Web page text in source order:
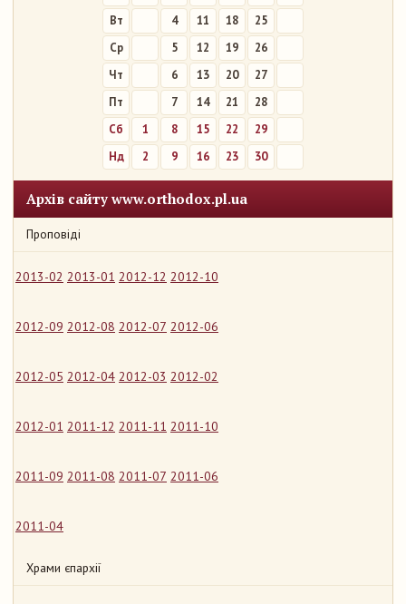
Вт
4 11 18
25
Ср
5 12 19
26
Чт
6 13 20
27
Пт
7 14 21
28
Сб
1 8 15 22
29
Нд
2 9 16 23 30
Архів сайту www.orthodox.pl.ua
Проповіді
2013-02 2013-01 2012-12 2012-10
2012-09 2012-08 2012-07 2012-06
2012-05 2012-04 2012-03 2012-02
2012-01 2011-12 2011-11 2011-10
2011-09 2011-08 2011-07 2011-06
2011-04
Храми єпархії